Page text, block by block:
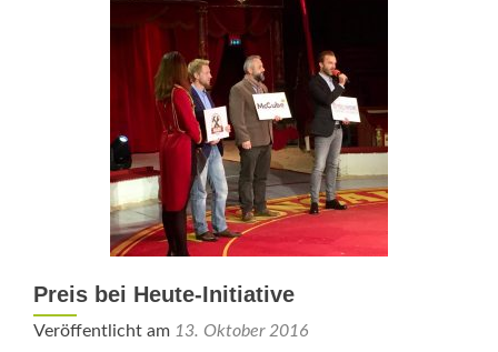
Preis bei Heute-Initiative
Veröffentlicht am 13. Oktober 2016